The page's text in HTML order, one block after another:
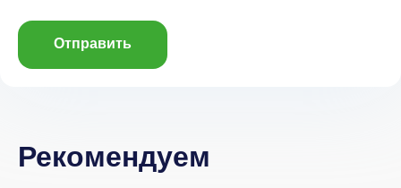
Отправить
Рекомендуем